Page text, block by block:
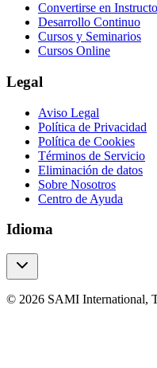
Convertirse en
Desarrollo Continuo
Cursos y Seminarios
Cursos Online
Legal
Aviso Legal
Política de Privacidad
Política de Cookies
Términos de Servicio
Eliminación de datos
Sobre Nosotros
Centro de Ayuda
Idioma
© 2026 SAMI International,